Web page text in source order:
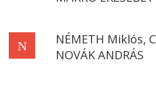
N
NÉMETH Miklós,
NOVÁK ANDRÁS